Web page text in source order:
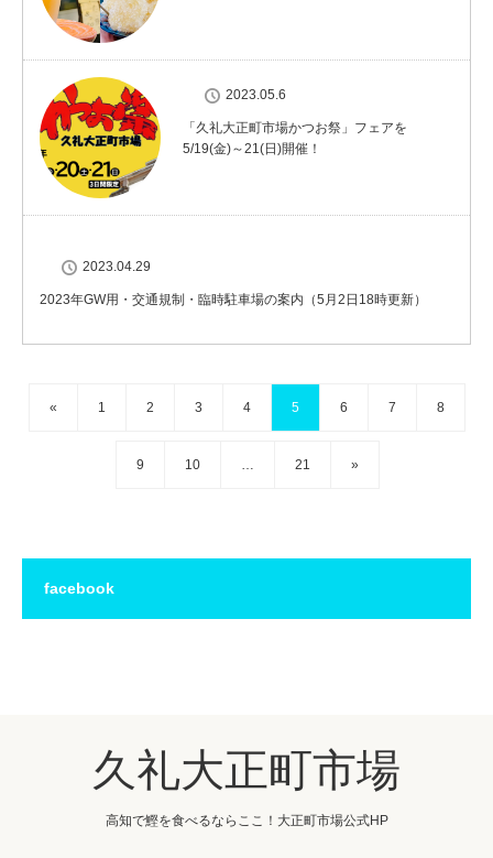
2023.05.6
「久礼大正町市場かつお祭」フェアを
5/19(金)～21(日)開催！
2023.04.29
2023年GW用・交通規制・臨時駐車場の案内（5月2日18時更新）
« 1 2 3 4 5 6 7 8
9 10 … 21 »
facebook
久礼大正町市場
高知で鰹を食べるならここ！大正町市場公式HP